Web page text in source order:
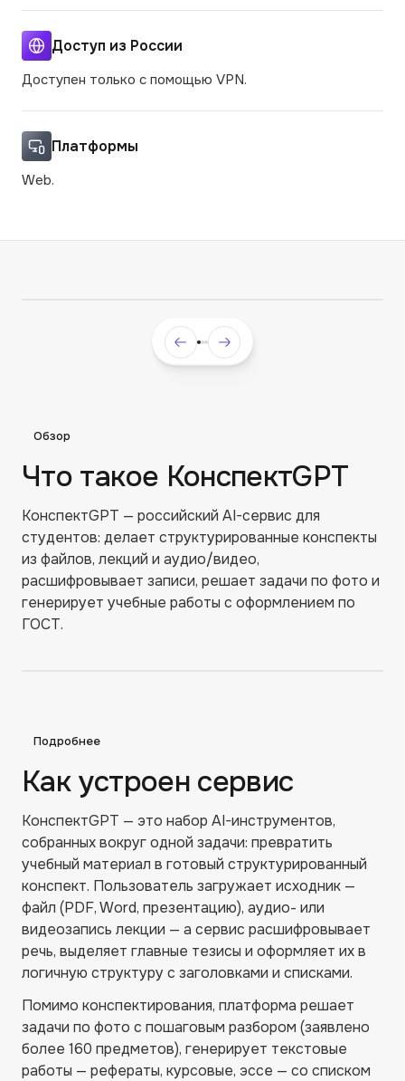
Доступ из России
Доступен только с помощью VPN.
Платформы
Web.
Обзор
Что такое КонспектGPT
КонспектGPT — российский AI-сервис для
студентов: делает структурированные конспекты
из файлов, лекций и аудио/видео,
расшифровывает записи, решает задачи по фото и
генерирует учебные работы с оформлением по
ГОСТ.
Подробнее
Как устроен сервис
КонспектGPT — это набор AI-инструментов,
собранных вокруг одной задачи: превратить
учебный материал в готовый структурированный
конспект. Пользователь загружает исходник —
файл (PDF, Word, презентацию), аудио- или
видеозапись лекции — а сервис расшифровывает
речь, выделяет главные тезисы и оформляет их в
логичную структуру с заголовками и списками.
Помимо конспектирования, платформа решает
задачи по фото с пошаговым разбором (заявлено
более 160 предметов), генерирует текстовые
работы — рефераты, курсовые, эссе — со списком